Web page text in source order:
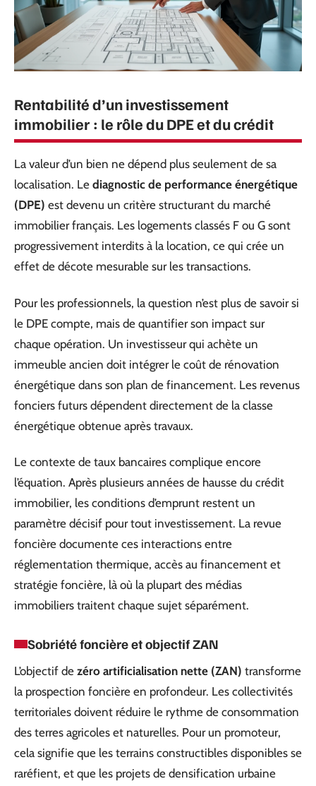
Rentabilité d’un investissement
immobilier : le rôle du DPE et du crédit
La valeur d’un bien ne dépend plus seulement de sa
localisation. Le diagnostic de performance énergétique
(DPE) est devenu un critère structurant du marché
immobilier français. Les logements classés F ou G sont
progressivement interdits à la location, ce qui crée un
effet de décote mesurable sur les transactions.
Pour les professionnels, la question n’est plus de savoir si
le DPE compte, mais de quantifier son impact sur
chaque opération. Un investisseur qui achète un
immeuble ancien doit intégrer le coût de rénovation
énergétique dans son plan de financement. Les revenus
fonciers futurs dépendent directement de la classe
énergétique obtenue après travaux.
Le contexte de taux bancaires complique encore
l’équation. Après plusieurs années de hausse du crédit
immobilier, les conditions d’emprunt restent un
paramètre décisif pour tout investissement. La revue
foncière documente ces interactions entre
réglementation thermique, accès au financement et
stratégie foncière, là où la plupart des médias
immobiliers traitent chaque sujet séparément.
Sobriété foncière et objectif ZAN
L’objectif de zéro artificialisation nette (ZAN) transforme
la prospection foncière en profondeur. Les collectivités
territoriales doivent réduire le rythme de consommation
des terres agricoles et naturelles. Pour un promoteur,
cela signifie que les terrains constructibles disponibles se
raréfient, et que les projets de densification urbaine